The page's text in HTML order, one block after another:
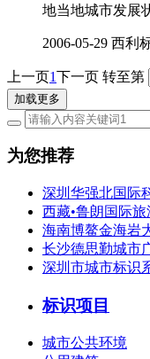
地当地城市发展
2006-05-29 西利
上一页1下一页 转至第
加载更多
为您推荐
深圳华强北国际
西藏•鲁朗国际
海南博鳌金海岩
长沙德思勤城市
深圳市城市标识
标识项目
城市公共环境